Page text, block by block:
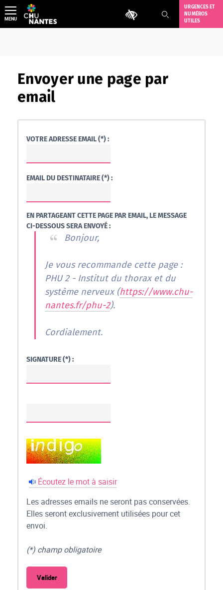
Aller
au
contenu
Outils d'accessibilité
URGENCES ET
NUMÉROS
UTILES
MENU
Envoyer une page par
email
VOTRE ADRESSE EMAIL (*) :
EMAIL DU DESTINATAIRE (*) :
EN PARTAGEANT CETTE PAGE PAR EMAIL, LE MESSAGE
CI-DESSOUS SERA ENVOYÉ :
Bonjour,
Je vous recommande cette page :
PHU 2 - Institut du thorax et du
système nerveux (https://www.chu-
nantes.fr/phu-2).
Cordialement.
SIGNATURE (*) :
Écoutez le mot à saisir
Les adresses emails ne seront pas conservées.
Elles seront exclusivement utilisées pour cet
envoi.
(*) champ obligatoire